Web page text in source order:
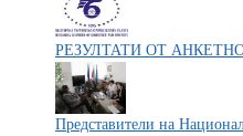
РЕЗУЛТАТИ ОТ АНКЕТНО
Представители на